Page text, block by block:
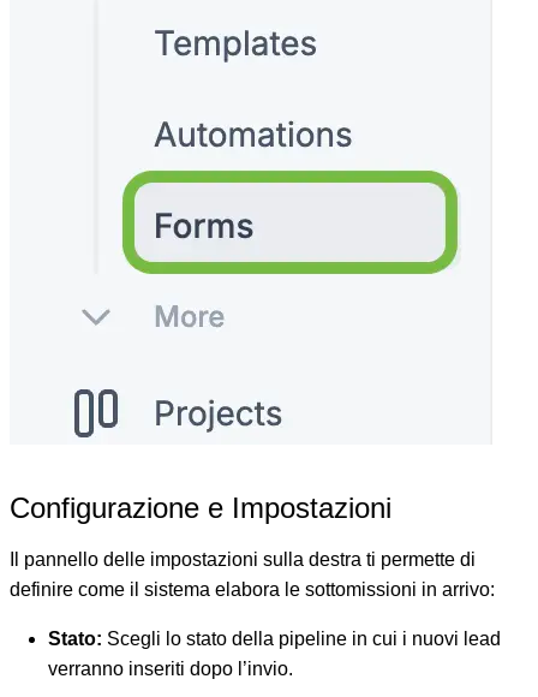
Configurazione e Impostazioni
Il pannello delle impostazioni sulla destra ti permette di
definire come il sistema elabora le sottomissioni in arrivo:
Stato: Scegli lo stato della pipeline in cui i nuovi lead
verranno inseriti dopo l’invio.